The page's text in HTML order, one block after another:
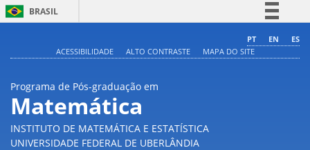
BRASIL
Comunica BR
PT EN
ES
ACESSIBILIDADE
ALTO CONTRASTE MAPA DO SITE
Programa de Pós-graduação em
Matemática
INSTITUTO DE MATEMÁTICA E ESTATÍSTICA
UNIVERSIDADE FEDERAL DE UBERLÂNDIA